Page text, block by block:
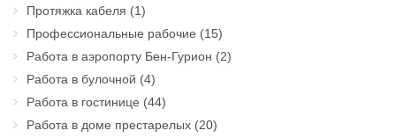
Протяжка кабеля (1)
Профессиональные рабочие (15)
Работа в аэропорту Бен-Гурион (2)
Работа в булочной (4)
Работа в гостинице (44)
Работа в доме престарелых (20)